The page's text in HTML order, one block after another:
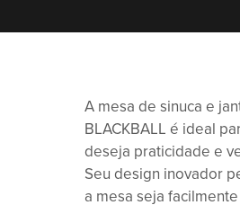
A mesa de sinuca e
BLACKBALL é ideal
deseja praticidade e
Seu design inovador
a mesa seja